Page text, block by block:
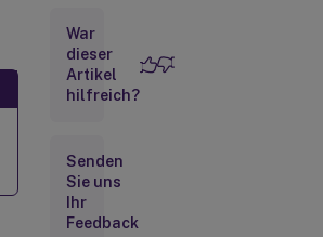
suchen
Lizenzen
Lizenzen
herunterladen
War
dieser
Artikel
hilfreich?
Senden
Sie uns
Ihr
Feedback